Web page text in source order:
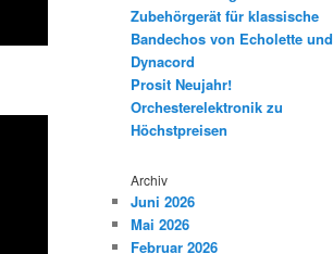
Zubehörgerät für klassische
Bandechos von Echolette und
Dynacord
Prosit Neujahr!
Orchesterelektronik zu
Höchstpreisen
Archiv
Juni 2026
Mai 2026
Februar 2026